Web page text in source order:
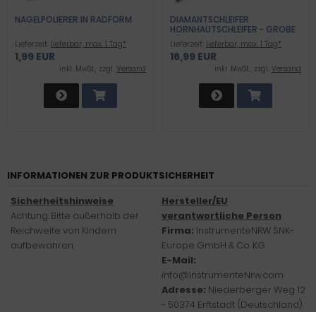
NAGELPOLIERER IN RADFORM
Lieferzeit: lieferbar, max. 1 Tag*
1,99 EUR
inkl .MwSt., zzgl. Versand
DIAMANTSCHLEIFER
HORNHAUTSCHLEIFER - GROBE
KÖRNUNG
Lieferzeit: lieferbar, max. 1 Tag*
16,99 EUR
inkl .MwSt., zzgl. Versand
INFORMATIONEN ZUR PRODUKTSICHERHEIT
Sicherheitshinweise
Achtung: Bitte außerhalb der
Reichweite von Kindern
aufbewahren.
Hersteller/EU
verantwortliche Person
Firma: InstrumenteNRW SNK-
Europe GmbH & Co. KG
E-Mail:
info@InstrumenteNrw.com
Adresse: Niederberger Weg 12
- 50374 Erftstadt (Deutschland)